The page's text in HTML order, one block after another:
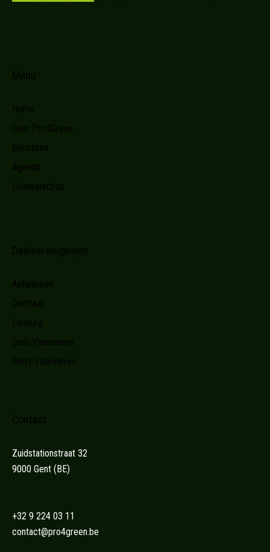
Menu
Home
Over Pro4Green
Berichten
Agenda
Lidmaatschap
Deelverenigingen
Antwerpen
Centraal
Limburg
Oost-Vlaanderen
West-Vlaanderen
Contact
Zuidstationstraat 32
9000 Gent (BE)
+32 9 224 03 11
contact@pro4green.be